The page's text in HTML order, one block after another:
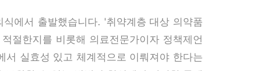
에서 출발했습니다. '취약계층 대상 의약품
절한지를 비롯해 의료전문가이자 정책제언
실효성 있고 체계적으로 이뤄져야 한다는